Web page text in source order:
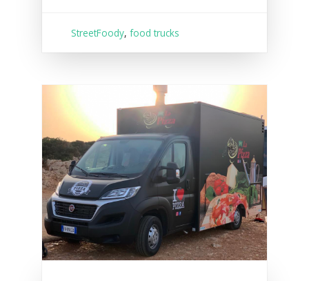
StreetFoody,food trucks